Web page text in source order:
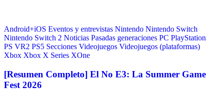
Android+iOS Eventos y entrevistas Nintendo Nintendo Switch
Nintendo Switch 2 Noticias Pasadas generaciones PC PlayStation
PS VR2 PS5 Secciones Videojuegos Videojuegos (plataformas)
Xbox Xbox X Series XOne
[Resumen Completo] El No E3: La Summer Game
Fest 2026